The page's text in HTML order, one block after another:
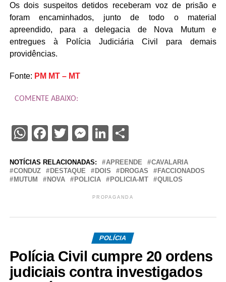
Os dois suspeitos detidos receberam voz de prisão e
foram encaminhados, junto de todo o material
apreendido, para a delegacia de Nova Mutum e
entregues à Polícia Judiciária Civil para demais
providências.
Fonte: PM MT – MT
COMENTE ABAIXO:
WhatsApp
Facebook
Twitter
Messenger
LinkedIn
Share
NOTÍCIAS RELACIONADAS: APREENDE
CAVALARIA
CONDUZ
DESTAQUE DOIS DROGAS
FACCIONADOS
MUTUM
NOVA POLICIA POLICIA-MT QUILOS
PROPAGANDA
POLÍCIA
Polícia Civil cumpre 20 ordens
judiciais contra investigados